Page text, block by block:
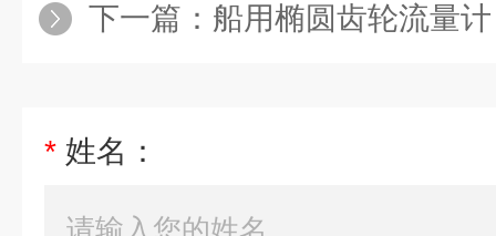
下一篇： 船用椭圆齿轮流量计
* 姓名：